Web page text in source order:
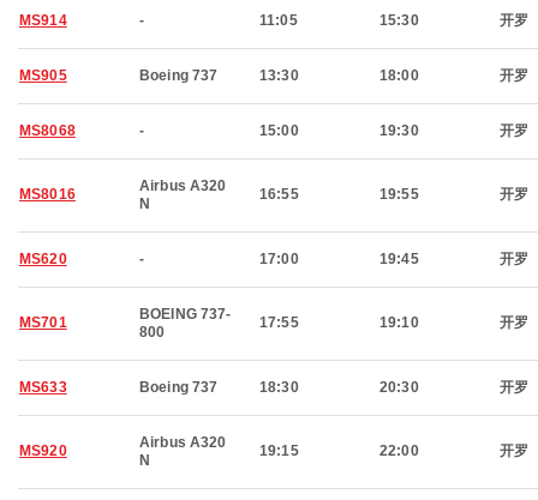
MS914 - 11:05 15:30 开罗
MS905 Boeing 737 13:30 18:00 开罗
MS8068 - 15:00 19:30 开罗
MS8016
Airbus A320
N
16:55 19:55 开罗
MS620 - 17:00 19:45 开罗
MS701
BOEING 737-
800
17:55 19:10 开罗
MS633 Boeing 737 18:30 20:30 开罗
MS920
Airbus A320
N
19:15 22:00 开罗